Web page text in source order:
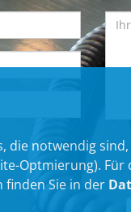
die notwendig
Optmierung).
Sie in der